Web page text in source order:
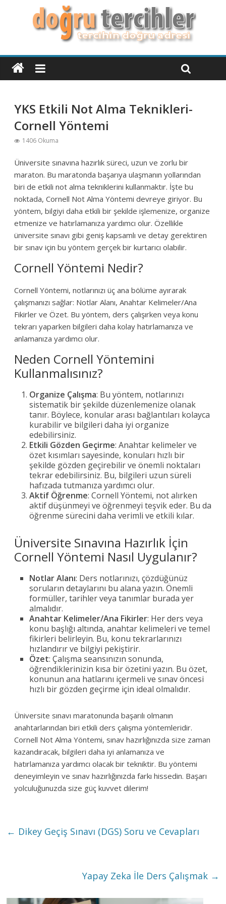
YKS Etkili Not Alma Teknikleri-
Cornell Yöntemi
1406 Okuma
Üniversite sınavına hazırlık süreci, uzun ve zorlu bir
maraton. Bu maratonda başarıya ulaşmanın yollarından
biri de etkili not alma tekniklerini kullanmaktır. İşte bu
noktada, Cornell Not Alma Yöntemi devreye giriyor. Bu
yöntem, bilgiyi daha etkili bir şekilde işlemenize, organize
etmenize ve hatırlamanıza yardımcı olur. Özellikle
üniversite sınavı gibi geniş kapsamlı ve detay gerektiren
bir sınav için bu yöntem gerçek bir kurtarıcı olabilir.
Cornell Yöntemi Nedir?
Cornell Yöntemi, notlarınızı üç ana bölüme ayırarak
çalışmanızı sağlar: Notlar Alanı, Anahtar Kelimeler/Ana
Fikirler ve Özet. Bu yöntem, ders çalışırken veya konu
tekrarı yaparken bilgileri daha kolay hatırlamanıza ve
anlamanıza yardımcı olur.
Neden Cornell Yöntemini
Kullanmalısınız?
Organize Çalışma: Bu yöntem, notlarınızı
sistematik bir şekilde düzenlemenize olanak
tanır. Böylece, konular arası bağlantıları kolayca
kurabilir ve bilgileri daha iyi organize
edebilirsiniz.
Etkili Gözden Geçirme: Anahtar kelimeler ve
özet kısımları sayesinde, konuları hızlı bir
şekilde gözden geçirebilir ve önemli noktaları
tekrar edebilirsiniz. Bu, bilgileri uzun süreli
hafızada tutmanıza yardımcı olur.
Aktif Öğrenme: Cornell Yöntemi, not alırken
aktif düşünmeyi ve öğrenmeyi teşvik eder. Bu da
öğrenme sürecini daha verimli ve etkili kılar.
Üniversite Sınavına Hazırlık İçin
Cornell Yöntemi Nasıl Uygulanır?
Notlar Alanı: Ders notlarınızı, çözdüğünüz
soruların detaylarını bu alana yazın. Önemli
formüller, tarihler veya tanımlar burada yer
almalıdır.
Anahtar Kelimeler/Ana Fikirler: Her ders veya
konu başlığı altında, anahtar kelimeleri ve temel
fikirleri belirleyin. Bu, konu tekrarlarınızı
hızlandırır ve bilgiyi pekiştirir.
Özet: Çalışma seansınızın sonunda,
öğrendiklerinizin kısa bir özetini yazın. Bu özet,
konunun ana hatlarını içermeli ve sınav öncesi
hızlı bir gözden geçirme için ideal olmalıdır.
Üniversite sınavı maratonunda başarılı olmanın
anahtarlarından biri etkili ders çalışma yöntemleridir.
Cornell Not Alma Yöntemi, sınav hazırlığınızda size zaman
kazandıracak, bilgileri daha iyi anlamanıza ve
hatırlamanıza yardımcı olacak bir tekniktir. Bu yöntemi
deneyimleyin ve sınav hazırlığınızda farkı hissedin. Başarı
yolculuğunuzda size güç kuvvet dilerim!
← Dikey Geçiş Sınavı (DGS) Soru ve Cevapları
Yapay Zeka İle Ders Çalışmak →